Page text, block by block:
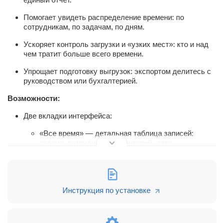
Помогает увидеть распределение времени: по
сотрудникам, по задачам, по дням.
Ускоряет контроль загрузки и «узких мест»: кто и над
чем тратит больше всего времени.
Упрощает подготовку выгрузок: экспортом делитесь с
руководством или бухгалтерией.
Возможности:
Две вкладки интерфейса:
«Все время» — детальная таблица записей:
задача, сотрудник, комментарий, дата,
«Аналитика» — сводные карточки и графики:
по сотрудникам (сумма часов, количество
задач, сравнительные прогресс-барры),
по задачам (топ-10 задач по затраченному
Инструкция по установке